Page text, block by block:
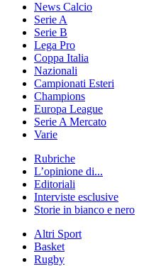
News Calcio
Serie A
Serie B
Lega Pro
Coppa Italia
Nazionali
Campionati Esteri
Champions
Europa League
Serie A Mercato
Varie
Rubriche
L’opinione di...
Editoriali
Interviste esclusive
Storie in bianco e nero
Altri Sport
Basket
Rugby